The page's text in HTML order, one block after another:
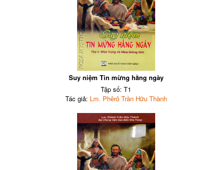
Suy niệm Tin mừng hằng ngày
Tập số: T1
Tác giả: Lm. Phêrô Trần Hữu Thành